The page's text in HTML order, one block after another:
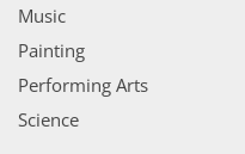
Music
Painting
Performing Arts
Science